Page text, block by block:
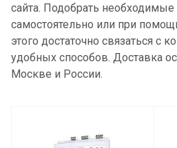
сайта. Подобрать
самостоятельно или при
этого достаточно связаться с
удобных способов. Доставка
Москве и России.